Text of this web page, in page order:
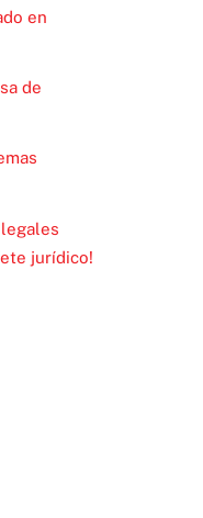
en
de
jurídico!